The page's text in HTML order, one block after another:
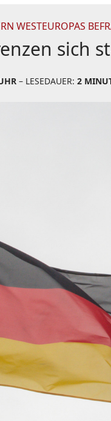
WESTEUROPAS
sich
– LESEDAUER: 2